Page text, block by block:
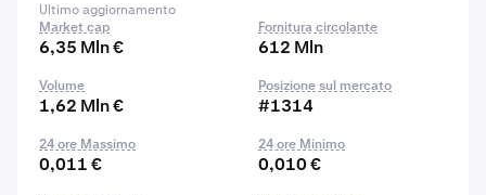
Ultimo aggiornamento
Market cap
6,35 Mln €
Fornitura circolante
612 Mln
Volume
1,62 Mln €
Posizione sul mercato
#1314
24 ore Massimo
0,011 €
24 ore Minimo
0,010 €